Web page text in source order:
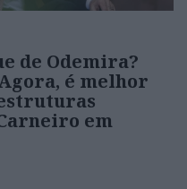
de Odemira?
é melhor
em